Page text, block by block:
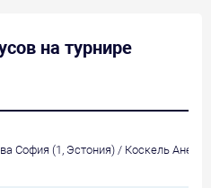
на турнире
София (1, Эстония) / Коскель Анет